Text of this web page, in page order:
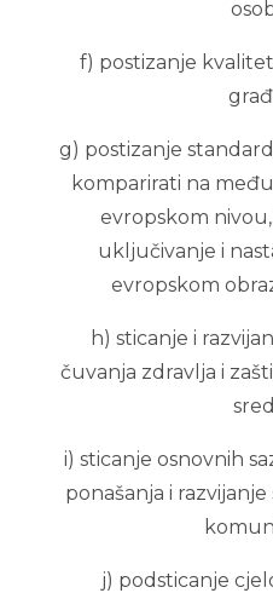
f) postizanje
g) postizanje
komparirati na
evropskom
uključivanje i
evropskom
h) sticanje i
čuvanja zdravlja i
i) sticanje osnovnih
ponašanja i
j) podsticanje